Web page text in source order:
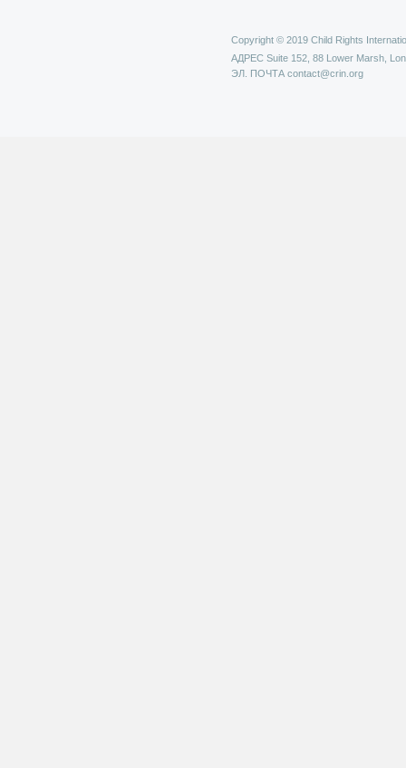
Copyright © 2019 Child Rights
АДРЕС Suite 152, 88 Lower Marsh,
ЭЛ. ПОЧТА contact@crin.org